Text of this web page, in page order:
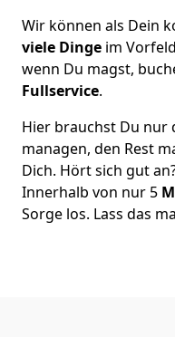
Wir können als Dein
viele Dinge im
wenn Du magst,
Fullservice.
Hier brauchst Du nur
managen, den Rest
Dich. Hört sich gut
Innerhalb von nur 5
Sorge los. Lass das